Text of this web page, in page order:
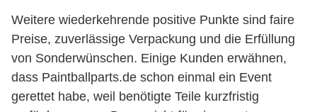
Weitere wiederkehrende positive Punkte sind faire
Preise, zuverlässige Verpackung und die Erfüllung
von Sonderwünschen. Einige Kunden erwähnen,
dass Paintballparts.de schon einmal ein Event
gerettet habe, weil benötigte Teile kurzfristig